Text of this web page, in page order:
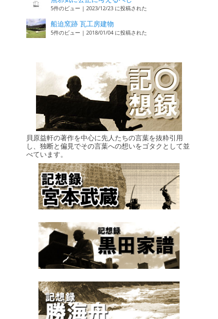
5件のビュー | 2023/12/23 に投稿された
船迫窯跡 瓦工房建物
5件のビュー | 2018/01/04 に投稿された
貝原益軒の著作を中心に先人たちの言葉を抜粋引用
し、独断と偏見でその言葉への想いをゴタクとして並
べています。